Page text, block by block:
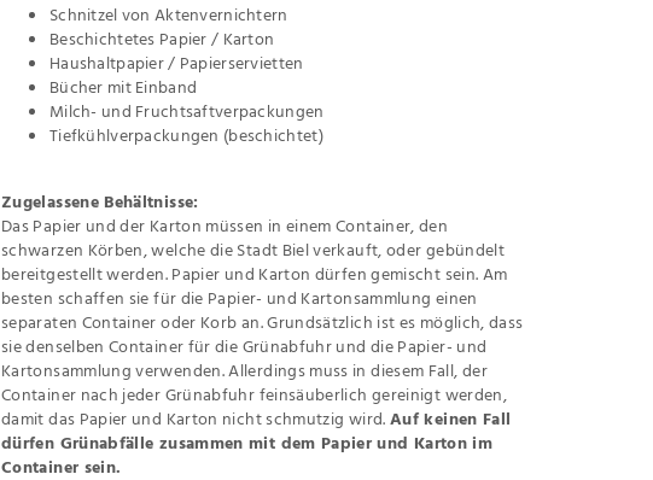
Schnitzel von Aktenvernichtern
Beschichtetes Papier / Karton
Haushaltpapier / Papierservietten
Bücher mit Einband
Milch- und Fruchtsaftverpackungen
Tiefkühlverpackungen (beschichtet)
Zugelassene Behältnisse:
Das Papier und der Karton müssen in einem Container, den
schwarzen Körben, welche die Stadt Biel verkauft, oder gebündelt
bereitgestellt werden. Papier und Karton dürfen gemischt sein. Am
besten schaffen sie für die Papier- und Kartonsammlung einen
separaten Container oder Korb an. Grundsätzlich ist es möglich, dass
sie denselben Container für die Grünabfuhr und die Papier- und
Kartonsammlung verwenden. Allerdings muss in diesem Fall, der
Container nach jeder Grünabfuhr feinsäuberlich gereinigt werden,
damit das Papier und Karton nicht schmutzig wird.Auf keinen Fall
dürfen Grünabfälle zusammen mit dem Papier und Karton im
Container sein.